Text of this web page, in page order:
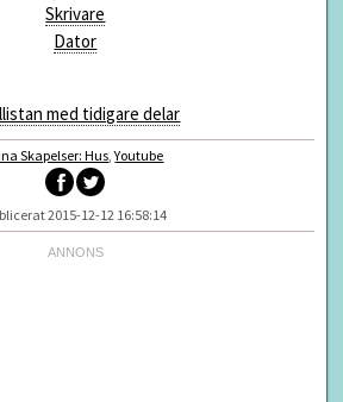
Skrivare
Dator
med tidigare delar
Skapelser: Hus ,Youtube
2015-12-12 16:58:14